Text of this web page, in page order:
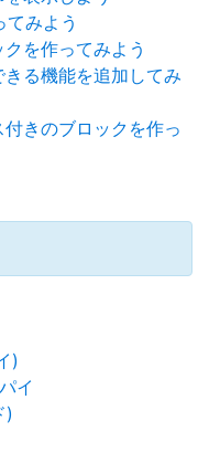
みよう
を作ってみよう
る機能を追加してみ
きのブロックを作っ
)
イ
)